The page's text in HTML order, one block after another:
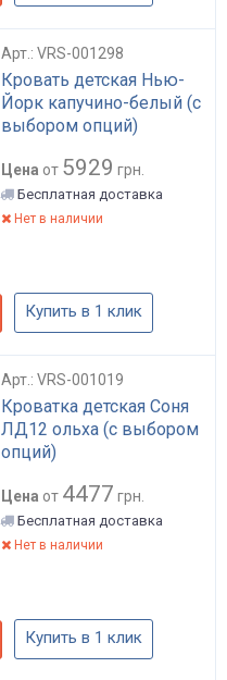
Арт.: VRS-001298
Кровать детская Нью-
Йорк капучино-белый (с
выбором опций)
Цена от 5929 грн.
Бесплатная доставка
Нет в наличии
Купить в 1 клик
Арт.: VRS-001019
Кроватка детская Соня
ЛД12 ольха (с выбором
опций)
Цена от 4477 грн.
Бесплатная доставка
Нет в наличии
Купить в 1 клик